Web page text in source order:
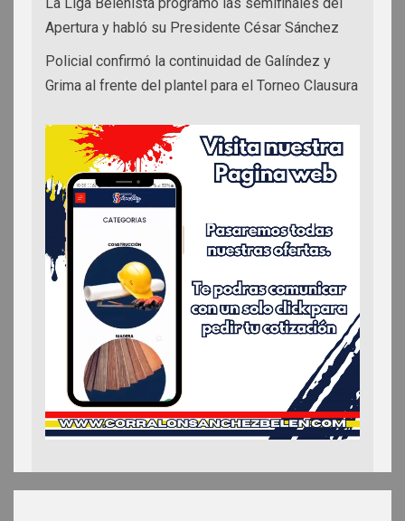
Apertura y habló su Presidente César Sánchez
Policial confirmó la continuidad de Galíndez y
Grima al frente del plantel para el Torneo Clausura